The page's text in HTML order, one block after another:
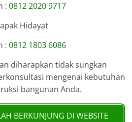
: 0812 2020 9717
Hidayat
: 0812 1803 6086
diharapkan tidak sungkan
mengenai kebutuhan
bangunan Anda.
BERKUNJUNG DI WEBSITE